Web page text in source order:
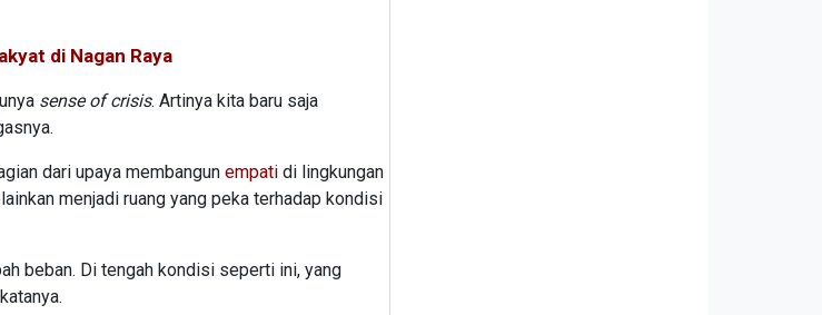
di Nagan Raya
sense of crisis. Artinya kita baru saja
dari upaya membangun empati di lingkungan
menjadi ruang yang peka terhadap kondisi
beban. Di tengah kondisi seperti ini, yang